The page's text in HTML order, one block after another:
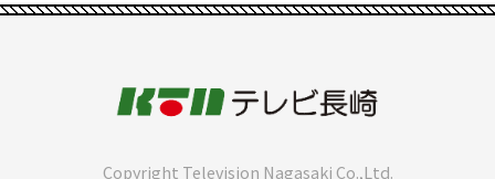
Copyright Television Nagasaki Co.,Ltd.